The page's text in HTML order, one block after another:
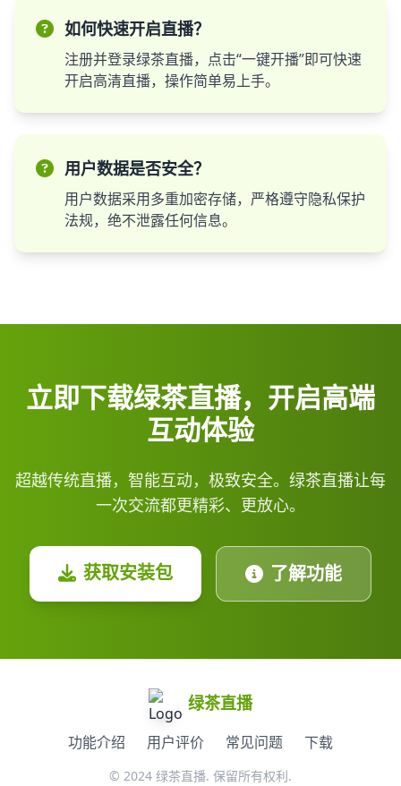
如何快速开启直播？
注册并登录绿茶直播，点击“一键开播”即可快速
开启高清直播，操作简单易上手。
用户数据是否安全？
用户数据采用多重加密存储，严格遵守隐私保护
法规，绝不泄露任何信息。
立即下载绿茶直播，开启高端
互动体验
超越传统直播，智能互动，极致安全。绿茶直播让每
一次交流都更精彩、更放心。
获取安装包 了解功能
绿茶直播
功能介绍 用户评价 常见问题 下载
© 2024 绿茶直播. 保留所有权利.